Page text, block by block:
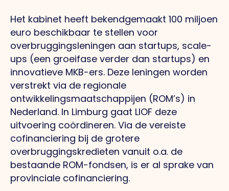
Het kabinet heeft bekendgemaakt 100 miljoen
euro beschikbaar te stellen voor
overbruggingsleningen aan startups, scale-
ups (een groeifase verder dan startups) en
innovatieve MKB-ers. Deze leningen worden
verstrekt via de regionale
ontwikkelingsmaatschappijen (ROM’s) in
Nederland. In Limburg gaat LIOF deze
uitvoering coördineren. Via de vereiste
cofinanciering bij de grotere
overbruggingskredieten vanuit o.a. de
bestaande ROM-fondsen, is er al sprake van
provinciale cofinanciering.